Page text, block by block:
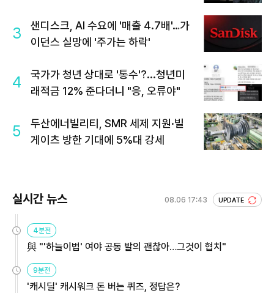
3
샌디스크, AI 수요에 '매출 4.7배'…가
이던스 실망에 '주가는 하락'
4
국가가 청년 상대로 '통수'?...청년미
래적금 12% 준다더니 "응, 오류야"
5
두산에너빌리티, SMR 세제 지원·빌
게이츠 방한 기대에 5%대 강세
실시간 뉴스 08.06 17:43 UPDATE
4분전
與 "'하늘이법' 여야 공동 발의 괜찮아…그것이 협치"
9분전
'캐시딜' 캐시워크 돈 버는 퀴즈, 정답은?